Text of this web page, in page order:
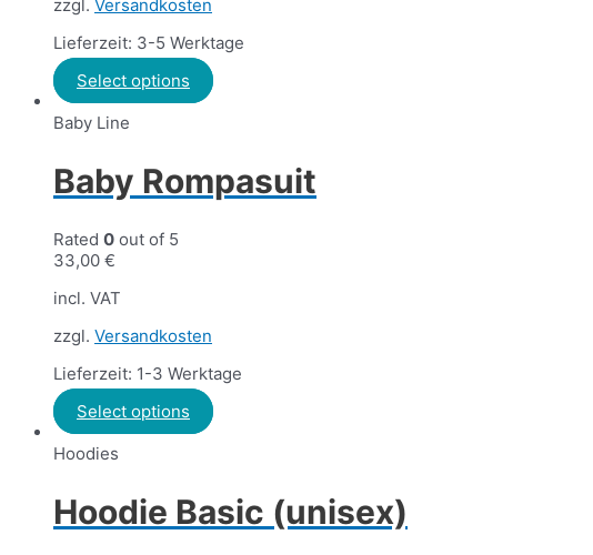
zzgl. Versandkosten
Lieferzeit: 3-5 Werktage
Select options
Baby Line
Baby Rompasuit
Rated 0 out of 5
33,00 €
incl. VAT
zzgl. Versandkosten
Lieferzeit: 1-3 Werktage
Select options
Hoodies
Hoodie Basic (unisex)